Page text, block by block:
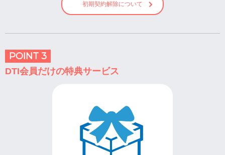
初期契約解除について
POINT 3
DTI会員だけの特典サービス